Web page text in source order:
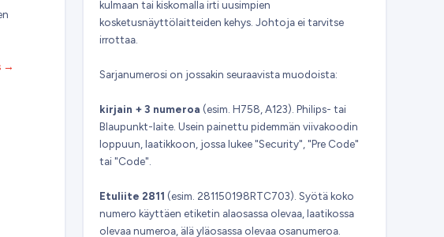
→
kulmaan tai kiskomalla irti uusimpien
kosketusnäyttölaitteiden kehys. Johtoja ei tarvitse
irrottaa.
Sarjanumerosi on jossakin seuraavista muodoista:
kirjain + 3 numeroa (esim. H758, A123). Philips- tai
Blaupunkt-laite. Usein painettu pidemmän viivakoodin
loppuun, laatikkoon, jossa lukee "Security", "Pre Code"
tai "Code".
Etuliite 2811 (esim. 281150198RTC703). Syötä koko
numero käyttäen etiketin alaosassa olevaa, laatikossa
olevaa numeroa, älä yläosassa olevaa osanumeroa.